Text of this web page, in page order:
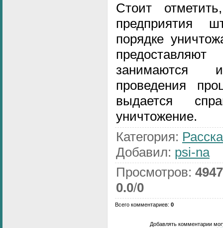
Стоит
предприятия
порядке
занимаются
проведения
выдается
уничтожение.
Категория:
Добавил: psi-na
Просмотров: 4947
0.0/0
Всего комментариев: 0
Добавлять комментарии